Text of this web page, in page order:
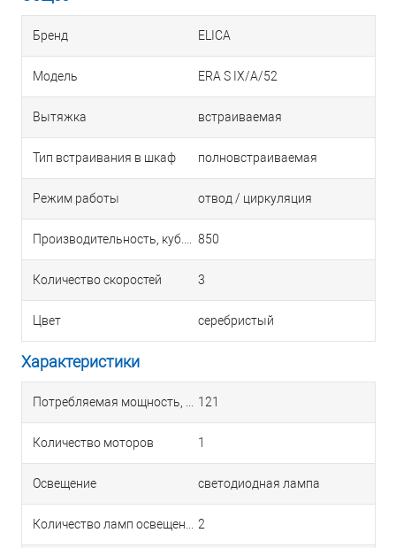
Бренд ELICA
Модель ERA S IX/A/52
Вытяжка встраиваемая
Тип встраивания в шкаф полновстраиваемая
Режим работы отвод / циркуляция
850
Количество скоростей 3
Цвет серебристый
Характеристики
121
Количество моторов 1
Освещение светодиодная лампа
2